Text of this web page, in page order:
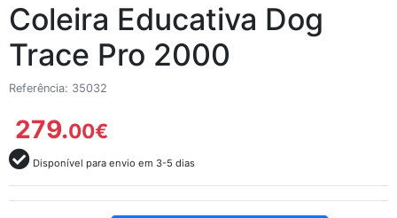
Coleira Educativa Dog
Trace Pro 2000
Referência: 35032
279.00€
Disponível para envio em 3-5 dias